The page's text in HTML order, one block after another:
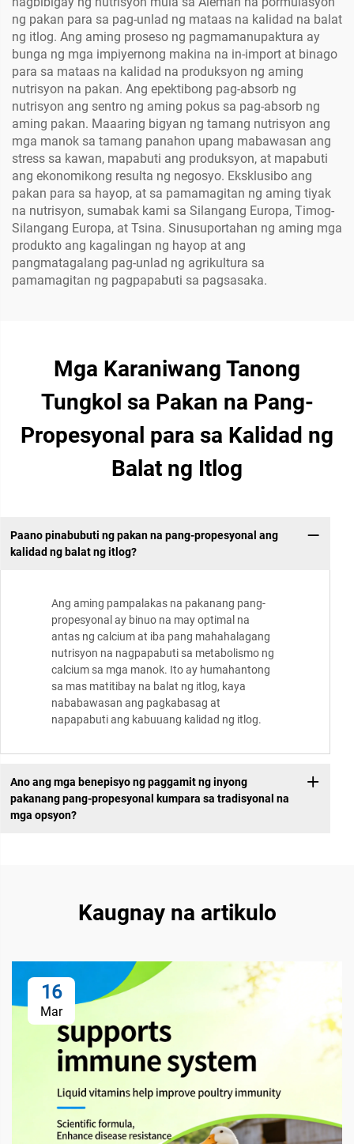
ng pakan para sa pag-unlad ng mataas na kalidad na balat
ng itlog. Ang aming proseso ng pagmamanupaktura ay
bunga ng mga impiyernong makina na in-import at binago
para sa mataas na kalidad na produksyon ng aming
nutrisyon na pakan. Ang epektibong pag-absorb ng
nutrisyon ang sentro ng aming pokus sa pag-absorb ng
aming pakan. Maaaring bigyan ng tamang nutrisyon ang
mga manok sa tamang panahon upang mabawasan ang
stress sa kawan, mapabuti ang produksyon, at mapabuti
ang ekonomikong resulta ng negosyo. Eksklusibo ang
pakan para sa hayop, at sa pamamagitan ng aming tiyak
na nutrisyon, sumabak kami sa Silangang Europa, Timog-
Silangang Europa, at Tsina. Sinusuportahan ng aming mga
produkto ang kagalingan ng hayop at ang
pangmatagalang pag-unlad ng agrikultura sa
pamamagitan ng pagpapabuti sa pagsasaka.
Mga Karaniwang Tanong
Tungkol sa Pakan na Pang-
Propesyonal para sa Kalidad ng
Balat ng Itlog
Paano pinabubuti ng pakan na pang-propesyonal ang
kalidad ng balat ng itlog?
Ang aming pampalakas na pakanang pang-
propesyonal ay binuo na may optimal na
antas ng calcium at iba pang mahahalagang
nutrisyon na nagpapabuti sa metabolismo ng
calcium sa mga manok. Ito ay humahantong
sa mas matitibay na balat ng itlog, kaya
nababawasan ang pagkabasag at
napapabuti ang kabuuang kalidad ng itlog.
Ano ang mga benepisyo ng paggamit ng inyong
pakanang pang-propesyonal kumpara sa tradisyonal na
mga opsyon?
Kaugnay na artikulo
16
Mar